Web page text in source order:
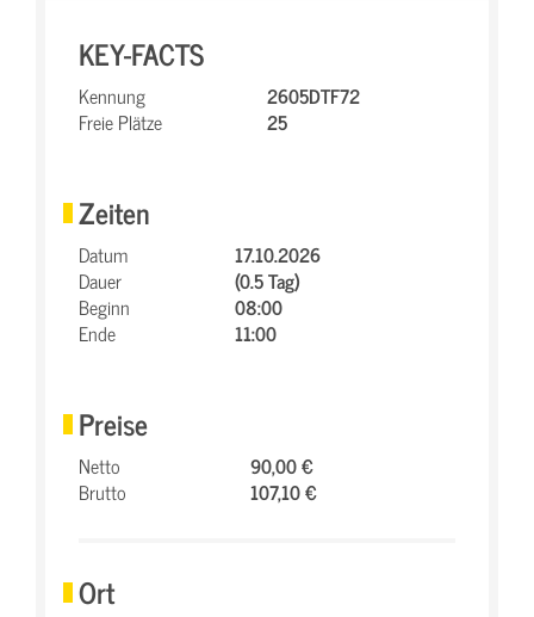
KEY-FACTS
Kennung
2605DTF72
Freie Plätze
25
Zeiten
Datum
17.10.2026
Dauer
(0.5 Tag)
Beginn
08:00
Ende
11:00
Preise
Netto
90,00 €
Brutto
107,10 €
Ort